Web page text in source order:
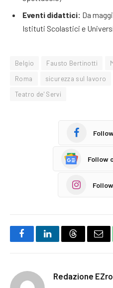
Eventi didattici: Da
Istituti Scolastici e
Belgio Fausto Bertinotti
Roma
sicurezza sul lavoro
Teatro de' Servi
Follow
FacebookLinkedInThreads
Redazione